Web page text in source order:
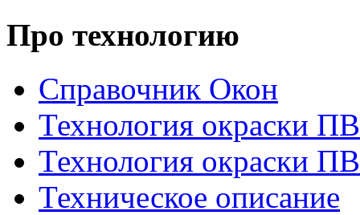
Про технологию
Справочник Окон
Технология окраски
Технология окраски
Техническое описание